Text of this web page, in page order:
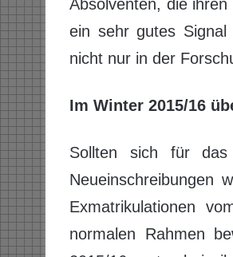
Absolventen, die
ein sehr gutes
nicht nur in der
Im Winter 2015/16
Sollten sich für das
Neueinschreibungen
Exmatrikulationen
normalen Rahmen